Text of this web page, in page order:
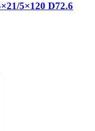
5×120 D72.6